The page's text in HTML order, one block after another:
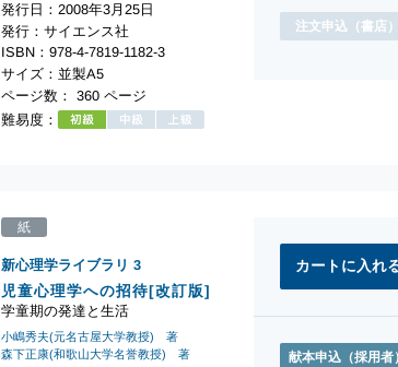
発行日：2008年3月25日
発行：サイエンス社
ISBN：978-4-7819-1182-3
サイズ：並製A5
ページ数： 360 ページ
難易度：
注文申込 （書店）
児童心理学への招待[改訂版]
学童期の発達と生活
新心理学ライブラリ 3
小嶋秀夫(元名古屋大学教授) 著
森下正康(和歌山大学名誉教授) 著
紙
献本申込 （採用者